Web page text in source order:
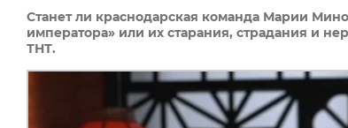
Станет ли краснодарская команда Марии
императора» или их старания, страдания и
ТНТ.